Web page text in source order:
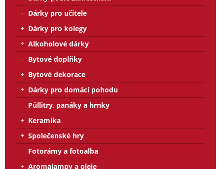
Dárky pro učitele
Dárky pro kolegy
Alkoholové dárky
Bytové doplňky
Bytové dekorace
Dárky pro domácí pohodu
Půllitry, panáky a hrnky
Keramika
Společenské hry
Fotorámy a fotoalba
Aromalampy a oleje